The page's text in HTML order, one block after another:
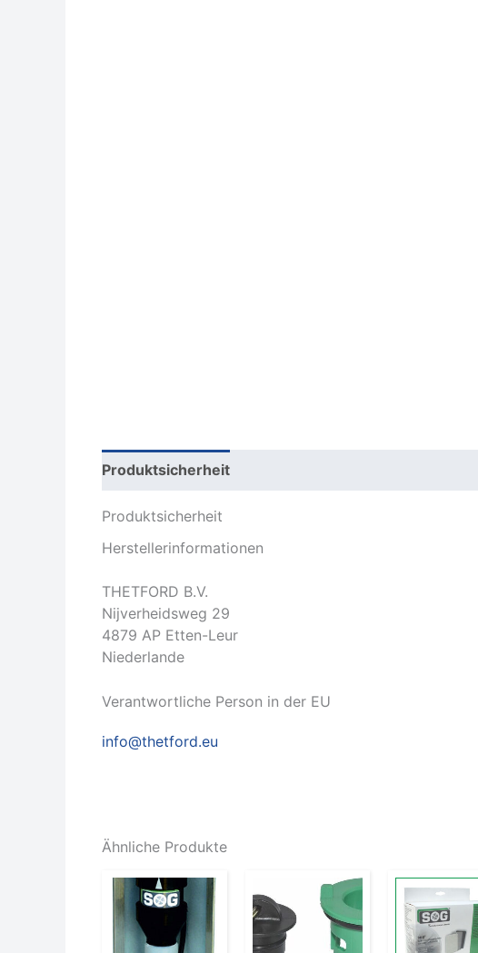
Produktsicherheit
Produktsicherheit
Herstellerinformationen
THETFORD B.V.
Nijverheidsweg 29
4879 AP Etten-Leur
Niederlande
Verantwortliche Person in der EU
info@thetford.eu
Ähnliche Produkte